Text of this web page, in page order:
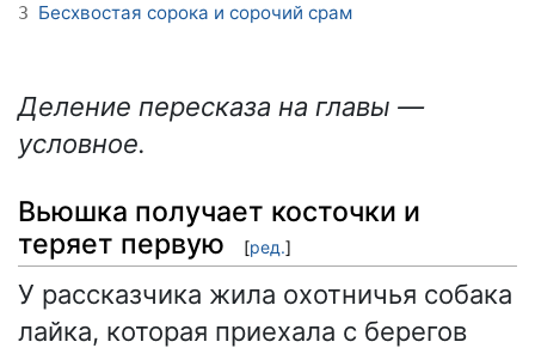
3 Бесхвостая сорока и сорочий срам
Деление пересказа на главы —
условное.
Вьюшка получает косточки и
теряет первую
[ред.]
У рассказчика жила охотничья собака
лайка, которая приехала с берегов